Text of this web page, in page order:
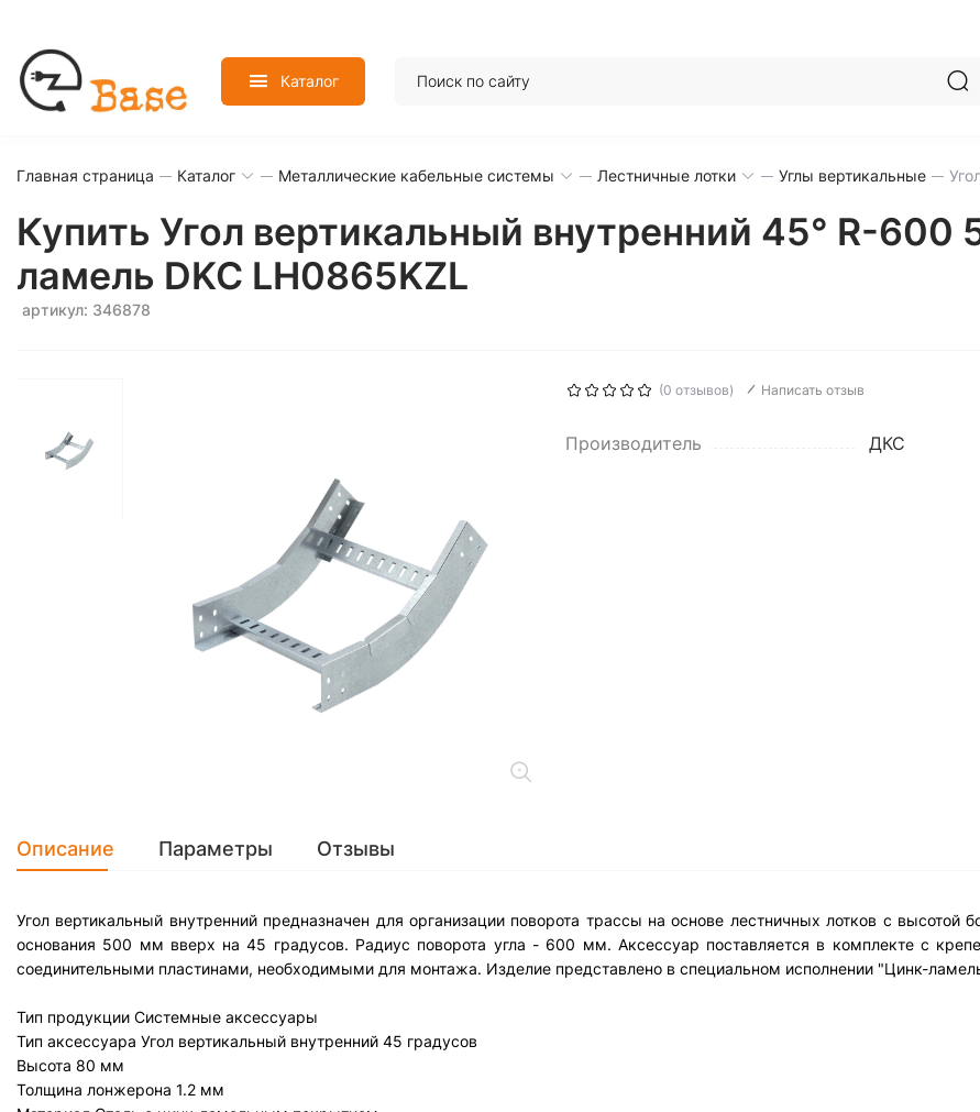
Каталог
Главная страница Каталог Металлические кабельные системы Лестничные лотки Углы вертикальные
Купить Угол вертикальный внутренний 45° R-600
ламель DKC LH0865KZL
артикул: 346878
(0 отзывов) Написать отзыв
Производитель ДКС
Описание Параметры Отзывы
Угол вертикальный внутренний предназначен для организации поворота трассы на основе лестничных лотков с
основания 500 мм вверх на 45 градусов. Радиус поворота угла - 600 мм. Аксессуар поставляется в комплекте с
соединительными пластинами, необходимыми для монтажа. Изделие представлено в специальном исполнении "Цинк-
Тип продукции Системные аксессуары
Тип аксессуара Угол вертикальный внутренний 45 градусов
Высота 80 мм
Толщина лонжерона 1.2 мм